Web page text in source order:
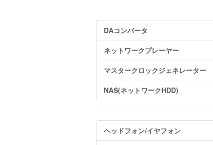
DAコンバータ
ネットワークプレーヤー
マスタークロックジェネレーター
NAS(ネットワークHDD)
ヘッドフォン/イヤフォン